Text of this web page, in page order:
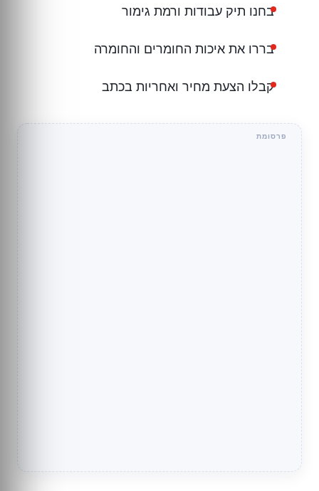
בחנו תיק עבודות ורמת גימור
בררו את איכות החומרים והחומרה
קבלו הצעת מחיר ואחריות בכתב